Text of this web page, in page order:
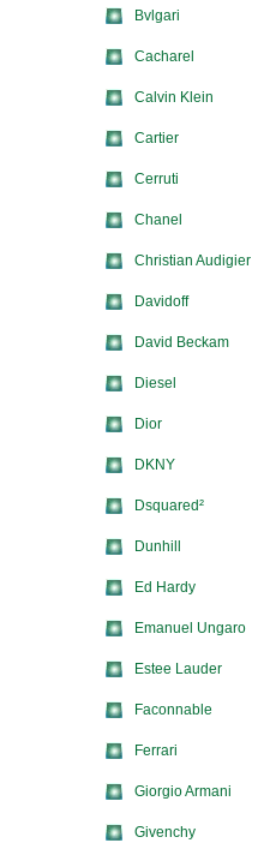
Bvlgari
Cacharel
Calvin Klein
Cartier
Cerruti
Chanel
Christian Audigier
Davidoff
David Beckam
Diesel
Dior
DKNY
Dsquared²
Dunhill
Ed Hardy
Emanuel Ungaro
Estee Lauder
Faconnable
Ferrari
Giorgio Armani
Givenchy